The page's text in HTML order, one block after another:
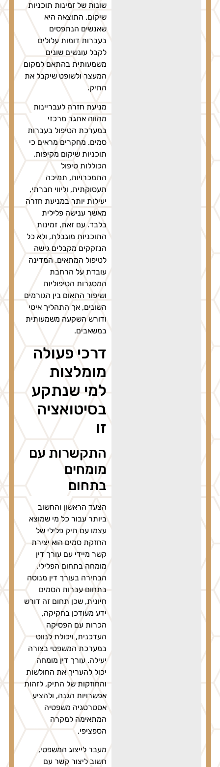
שונות של זמינות תוכניות
שיקום. התוצאה היא
שאנשים הנתפסים
בעברות דומות עלולים
לקבל עונשים שונים
משמעותית בהתאם למקום
המעצר ולשופט שיקבל את
מניעת חזרה לעבריינות
מהווה אתגר מרכזי
במערכת הטיפול בעברות
סמים. מחקרים מראים כי
תוכניות שיקום מקיפות,
הכוללות טיפול
התמכרויות, תמיכה
תעסוקתית, וליווי חברתי,
יעילות יותר במניעת חזרה
מאשר ענישה פלילית
בלבד. עם זאת, זמינות
התוכניות מוגבלת, ולא כל
הנזקקים מקבלים גישה
לטיפול המתאים. המדינה
עובדת על הרחבת
המסגרות הטיפוליות
ושיפור התאום בין הגורמים
השונים, אך התהליך איטי
ודורש השקעה משמעותית
במשאבים.
דרכי פעולה
מומלצות
למי שנתקע
בסיטואציה
התקשרות עם
מומחים
בתחום
הצעד הראשון והחשוב
ביותר עבור כל מי שמוצא
עצמו עם תיק פלילי של
החזקת סמים הוא יצירת
קשר מיידי עם עורך דין
מומחה בתחום הפלילי.
הבחירה בעורך דין מנוסה
בתחום עברות הסמים
חיונית, שכן תחום זה דורש
ידע מעודכן בחקיקה,
הכרות עם הפסיקה
העדכנית, ויכולת לנווט
במערכת המשפטי בצורה
יעילה. עורך דין מומחה
יכול להעריך את החולשות
והחוזקות של התיק, לזהות
אפשרויות הגנה, ולהציע
אסטרטגיה משפטיה
המתאימה למקרה
הספציפי.
מעבר לייצוג המשפטי,
חשוב ליצור קשר עם